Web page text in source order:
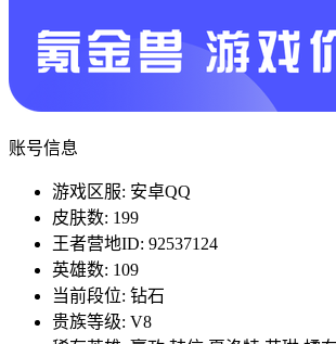
账号信息
游戏区服: 安卓QQ
皮肤数: 199
王者营地ID: 92537124
英雄数: 109
当前段位: 钻石
贵族等级: V8